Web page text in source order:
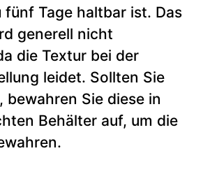
fünf Tage haltbar ist. Das
generell nicht
die Textur bei der
leidet. Sollten Sie
bewahren Sie diese in
Behälter auf, um die